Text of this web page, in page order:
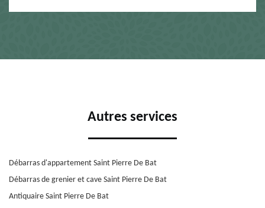
Autres services
Débarras d'appartement Saint Pierre De Bat
Débarras de grenier et cave Saint Pierre De Bat
Antiquaire Saint Pierre De Bat